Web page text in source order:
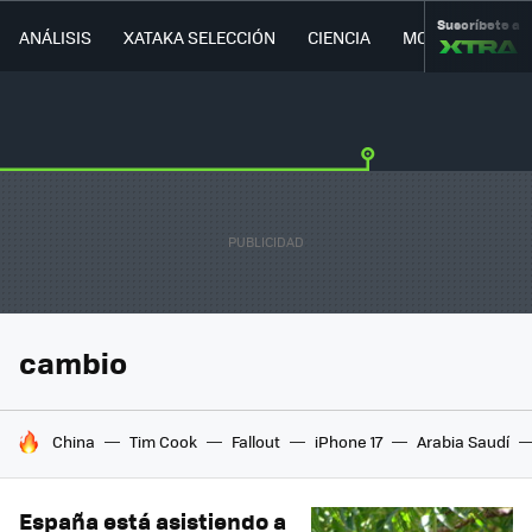
ANÁLISIS XATAKA SELECCIÓN CIENCIA MOVILIDAD
Suscríbete a
cambio
HOY SE HABLA DE
China Tim Cook Fallout iPhone 17 Arabia Saudí
España está asistiendo a